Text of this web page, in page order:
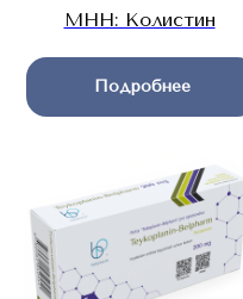
МНН: Колистин
Подробнее